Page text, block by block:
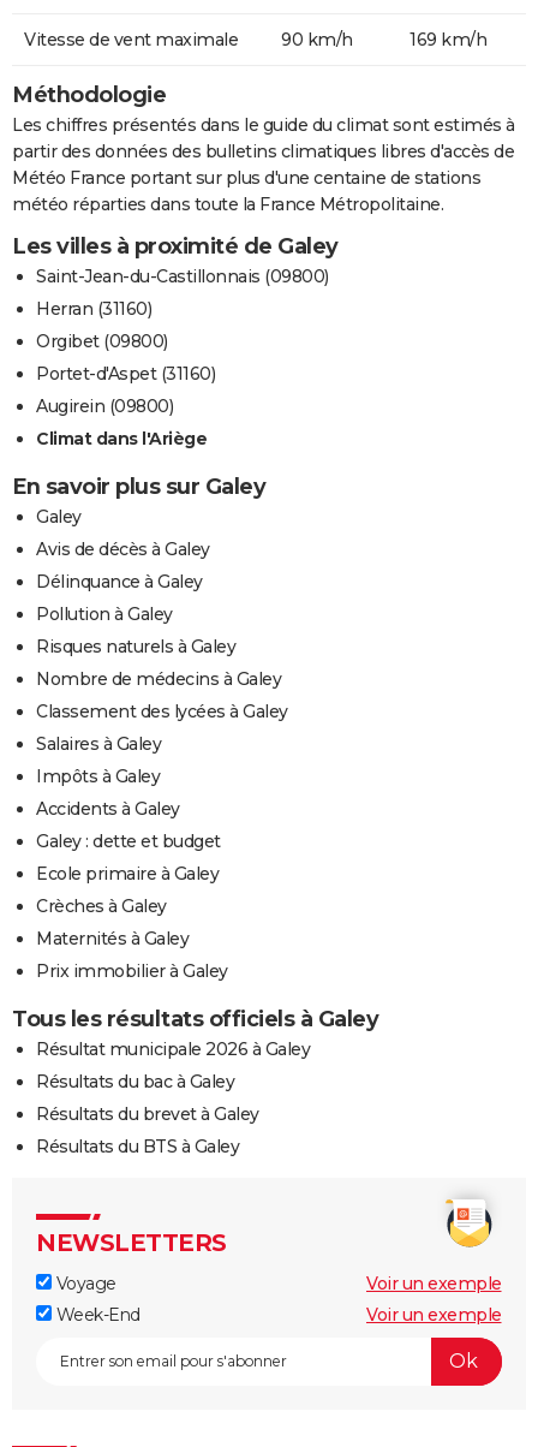
Vitesse de vent maximale 90 km/h 169 km/h
Méthodologie
Les chiffres présentés dans le guide du climat sont estimés à
partir des données des bulletins climatiques libres d'accès de
Météo France portant sur plus d'une centaine de stations
météo réparties dans toute la France Métropolitaine.
Les villes à proximité de Galey
Saint-Jean-du-Castillonnais (09800)
Herran (31160)
Orgibet (09800)
Portet-d'Aspet (31160)
Augirein (09800)
Climat dans l'Ariège
En savoir plus sur Galey
Galey
Avis de décès à Galey
Délinquance à Galey
Pollution à Galey
Risques naturels à Galey
Nombre de médecins à Galey
Classement des lycées à Galey
Salaires à Galey
Impôts à Galey
Accidents à Galey
Galey : dette et budget
Ecole primaire à Galey
Crèches à Galey
Maternités à Galey
Prix immobilier à Galey
Tous les résultats officiels à Galey
Résultat municipale 2026 à Galey
Résultats du bac à Galey
Résultats du brevet à Galey
Résultats du BTS à Galey
NEWSLETTERS
Voyage
Voir un exemple
Week-End
Voir un exemple